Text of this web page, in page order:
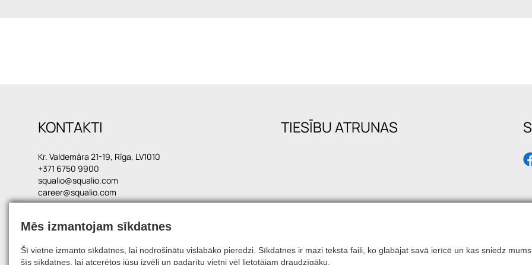
KONTAKTI
Kr. Valdemāra 21-19, Rīga, LV1010
+371 6750 9900
squalio@squalio.com
career@squalio.com
TIESĪBU ATRUNAS
Mēs izmantojam sīkdatnes
Šī vietne izmanto sīkdatnes, lai nodrošinātu vislabāko pieredzi. Sīkdatnes ir mazi teksta faili, ko glabājat savā ierīcē un kas sniedz
šīs sīkdatnes, lai atcerētos jūsu izvēli un padarītu vietni vēl lietotājam draudzīgāku.